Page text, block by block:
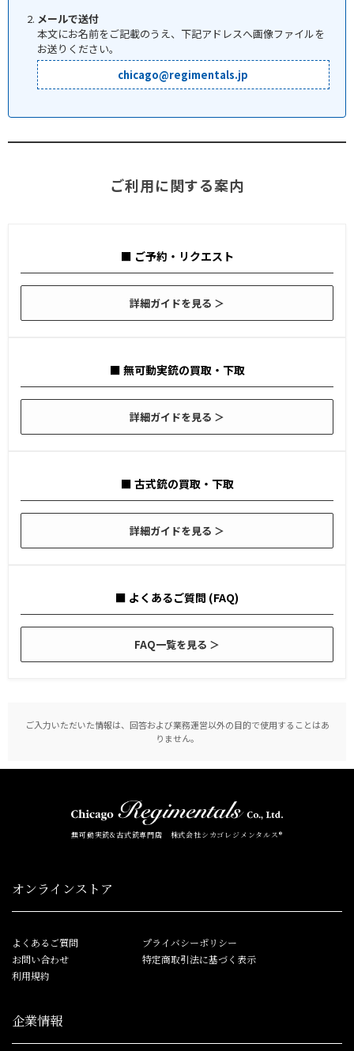
メールで送付
本文にお名前をご記載のうえ、下記アドレスへ画像ファイルを
お送りください。
chicago@regimentals.jp
ご利用に関する案内
■ ご予約・リクエスト
詳細ガイドを見る ＞
■ 無可動実銃の買取・下取
詳細ガイドを見る ＞
■ 古式銃の買取・下取
詳細ガイドを見る ＞
■ よくあるご質問 (FAQ)
FAQ一覧を見る ＞
ご入力いただいた情報は、回答および業務運営以外の目的で使用することはあ
りません。
無可動実銃&古式銃専門店 株式会社シカゴレジメンタルス®
オンラインストア
よくあるご質問
お問い合わせ
利用規約
プライバシーポリシー
特定商取引法に基づく表示
企業情報